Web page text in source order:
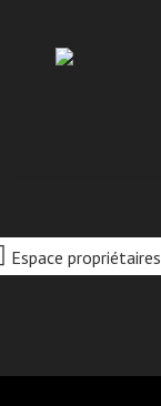
Espace propriétaires